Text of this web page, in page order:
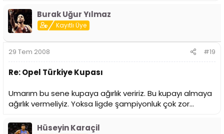
Burak Uğur Yılmaz
Kayıtlı Üye
29 Tem 2008 #19
Re: Opel Türkiye Kupası
Umarım bu sene kupaya ağırlık veririz. Bu kupayı almaya
ağırlık vermeliyiz. Yoksa ligde şampiyonluk çok zor...
Hüseyin Karaçil